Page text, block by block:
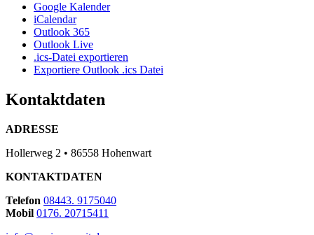
Google Kalender
iCalendar
Outlook 365
Outlook Live
.ics-Datei exportieren
Exportiere Outlook .ics Datei
Kontaktdaten
ADRESSE
Hollerweg 2 • 86558 Hohenwart
KONTAKTDATEN
Telefon 08443. 9175040
Mobil 0176. 20715411